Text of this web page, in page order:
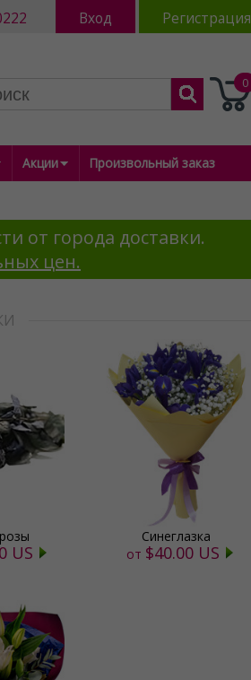
Вход Регистрация
0
Акции Произвольный заказ
от города доставки.
цен.
US
Синеглазка
от $40.00 US